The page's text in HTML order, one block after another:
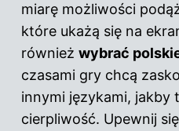
miarę możliwości
które ukażą się na
również wybrać
czasami gry chcą
innymi językami, jakby
cierpliwość. Upewnij